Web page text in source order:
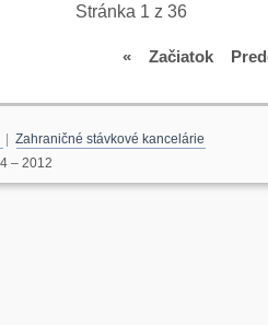
Stránka 1 z 36
« Začiatok
Zahraničné stávkové kancelárie
– 2012